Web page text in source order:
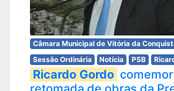
Câmara Municipal de Vitória da
Sessão Ordinária
Notícia PSB
Ricardo Gordo